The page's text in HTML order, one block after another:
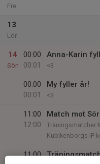
Fre
13
Lör
14
Sön
00:00
00:01
Anna-Karin
<3
00:00
00:01
My fyller år!
<3
11:00
12:00
Match mot
Träningsmatcher
Kubikenborgs IP
11:00